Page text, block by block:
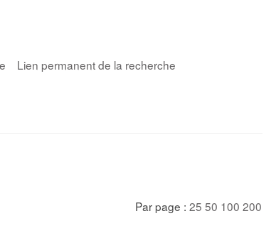
Lien permanent de la recherche
Par page : 25 50 100 200